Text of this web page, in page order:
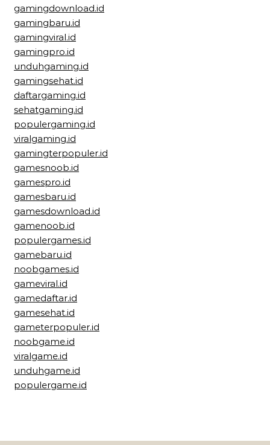
gamingdownload.id
gamingbaru.id
gamingviral.id
gamingpro.id
unduhgaming.id
gamingsehat.id
daftargaming.id
sehatgaming.id
populergaming.id
viralgaming.id
gamingterpopuler.id
gamesnoob.id
gamespro.id
gamesbaru.id
gamesdownload.id
gamenoob.id
populergames.id
gamebaru.id
noobgames.id
gameviral.id
gamedaftar.id
gamesehat.id
gameterpopuler.id
noobgame.id
viralgame.id
unduhgame.id
populergame.id